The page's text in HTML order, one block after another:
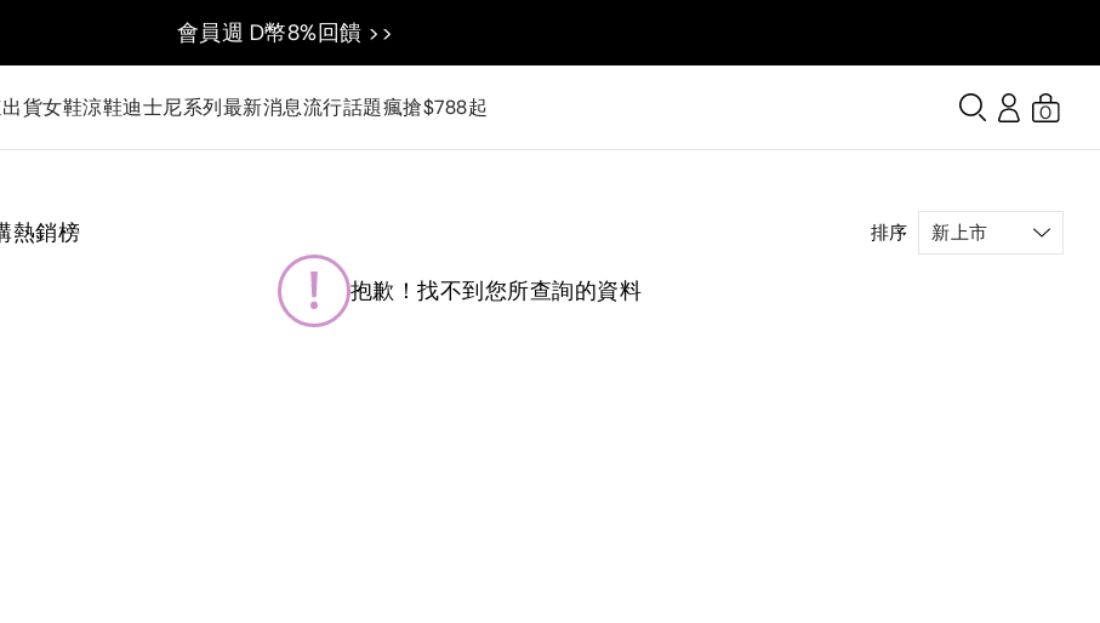
會員週 D幣8%回饋 >>
貨女鞋涼鞋迪士尼系列最新消息流行話題瘋搶$788起 0
熱銷榜 排序
抱歉！找不到您所查詢的資料